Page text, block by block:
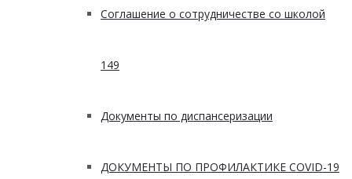
Соглашение о сотрудничестве со школой
149
Документы по диспансеризации
ДОКУМЕНТЫ ПО ПРОФИЛАКТИКЕ COVID-19